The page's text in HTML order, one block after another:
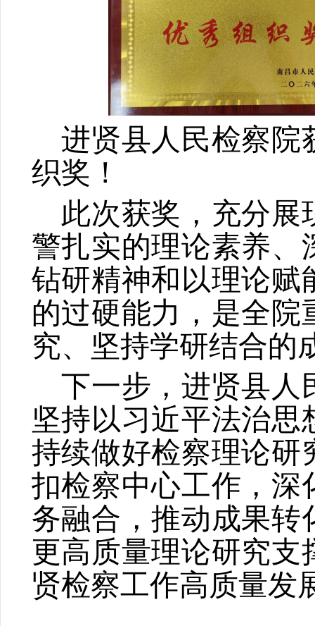
进贤县人民检察院
织奖！
此次获奖，充分展
警扎实的理论素养、
钻研精神和以理论赋
的过硬能力，是全院
究、坚持学研结合的
下一步，进贤县人
坚持以习近平法治思
持续做好检察理论研
扣检察中心工作，深
务融合，推动成果转
更高质量理论研究支
贤检察工作高质量发